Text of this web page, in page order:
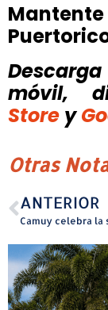
móvil,
Store y
Otras
ANTERIOR